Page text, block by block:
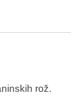
rož.